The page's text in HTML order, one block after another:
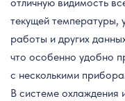
отличную видимость
текущей температуры,
работы и других
что особенно удобно
с несколькими
В системе охлаждения